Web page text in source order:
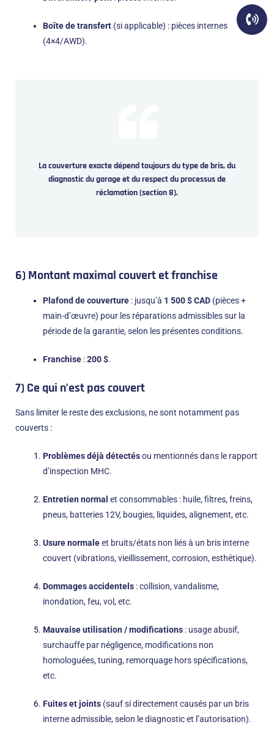
Boîte de transfert (si applicable) : pièces internes
(4×4/AWD).
La couverture exacte dépend toujours dutype de bris, du
diagnostic du garage et du respect du processus de
réclamation (section 8).
6) Montant maximal couvert et franchise
Plafond de couverture : jusqu’à 1 500 $ CAD (pièces +
main-d’œuvre) pour les réparations admissibles sur la
période de la garantie, selon les présentes conditions.
Franchise :200 $.
7) Ce qui n’est pas couvert
Sans limiter le reste des exclusions, ne sont notamment pas
couverts :
Problèmes déjà détectésou mentionnés dans le rapport
d’inspection MHC.
Entretien normal et consommables : huile, filtres, freins,
pneus, batteries 12V, bougies, liquides, alignement, etc.
Usure normaleet bruits/états non liés à un bris interne
couvert (vibrations, vieillissement, corrosion, esthétique).
Dommages accidentels : collision, vandalisme,
inondation, feu, vol, etc.
Mauvaise utilisation / modifications : usage abusif,
surchauffe par négligence, modifications non
homologuées, tuning, remorquage hors spécifications,
etc.
Fuites et joints (sauf si directement causés par un bris
interne admissible, selon le diagnostic et l’autorisation).